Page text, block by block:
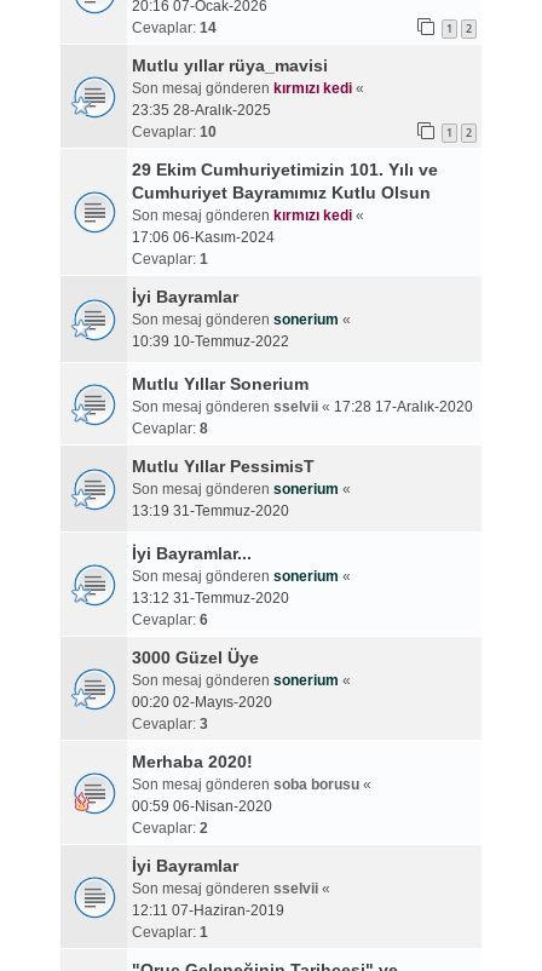
20:16 07-Ocak-2026
Cevaplar: 14 1 2
Mutlu yıllar rüya_mavisi
Son mesaj gönderen kırmızı kedi«
23:35 28-Aralık-2025
Cevaplar: 10 1 2
29 Ekim Cumhuriyetimizin 101. Yılı ve
Cumhuriyet Bayramımız Kutlu Olsun
Son mesaj gönderen kırmızı kedi«
17:06 06-Kasım-2024
Cevaplar: 1
İyi Bayramlar
Son mesaj gönderen sonerium «
10:39 10-Temmuz-2022
Mutlu Yıllar Sonerium
Son mesaj gönderen sselvii« 17:28 17-Aralık-2020
Cevaplar: 8
Mutlu Yıllar PessimisT
Son mesaj gönderen sonerium «
13:19 31-Temmuz-2020
İyi Bayramlar...
Son mesaj gönderen sonerium «
13:12 31-Temmuz-2020
Cevaplar: 6
3000 Güzel Üye
Son mesaj gönderen sonerium «
00:20 02-Mayıs-2020
Cevaplar: 3
Merhaba 2020!
Son mesaj gönderen soba borusu«
00:59 06-Nisan-2020
Cevaplar: 2
İyi Bayramlar
Son mesaj gönderen sselvii«
12:11 07-Haziran-2019
Cevaplar: 1